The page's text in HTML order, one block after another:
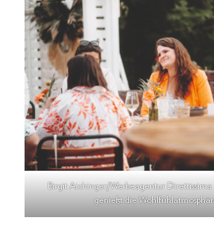
Birgit Aichinger/Werbeagentur Direttissima
genießt die